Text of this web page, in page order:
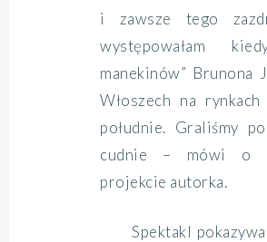
i zawsze tego
występowałam
manekinów” Brunona
Włoszech na
południe. Graliśmy
cudnie – mówi o
projekcie autorka.
Spektakl